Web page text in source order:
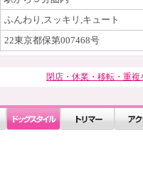
ふんわり,スッキリ,キュート
22東京都保第007468号
閉店・休業・移転・重複